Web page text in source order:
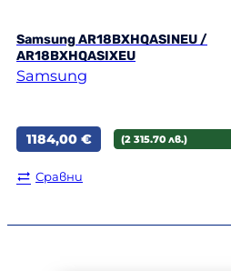
Samsung AR18BXHQASINEU /
AR18BXHQASIXEU
Samsung
1184,00 € (2 315.70 лв.)
Сравни